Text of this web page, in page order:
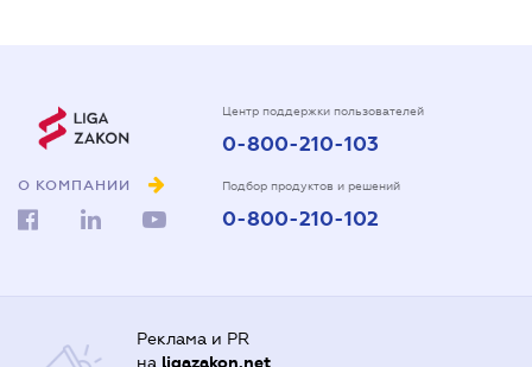
О КОМПАНИИ
Центр поддержки пользователей
0-800-210-103
Подбор продуктов и решений
0-800-210-102
Реклама и PR
на ligazakon.net